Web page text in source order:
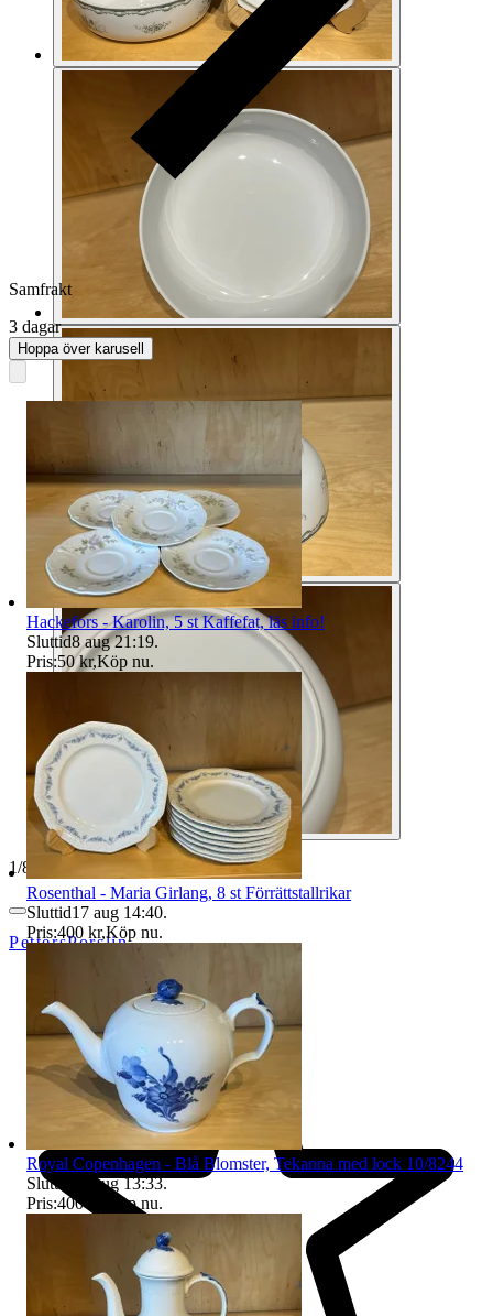
1/8
PettersPorslin
Samfrakt
3 dagar
Hoppa över karusell
Hackefors - Karolin, 5 st Kaffefat, läs info!
Sluttid8 aug 21:19.
Pris:50 kr,Köp nu.
Rosenthal - Maria Girlang, 8 st Förrättstallrikar
Sluttid17 aug 14:40.
Pris:400 kr,Köp nu.
Royal Copenhagen - Blå Blomster, Tekanna med lock 10/8244
Sluttid
21 aug 13:33.
Pris:400 kr Köp nu.